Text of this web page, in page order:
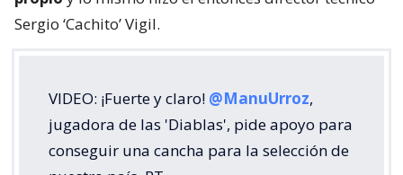
Sergio ‘Cachito’ Vigil.
VIDEO: ¡Fuerte y claro! @ManuUrroz,
jugadora de las 'Diablas', pide apoyo para
conseguir una cancha para la selección de